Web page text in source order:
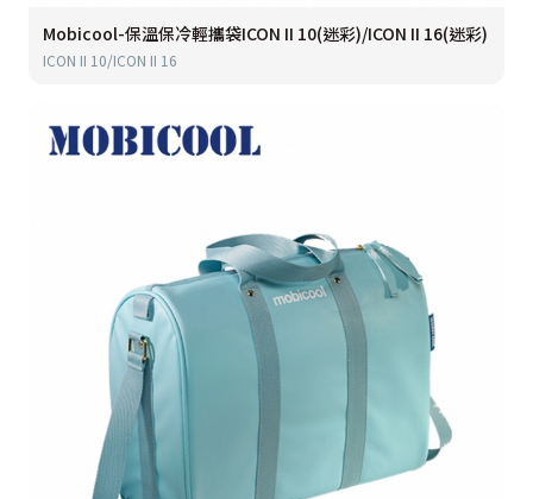
Mobicool-保溫保冷輕攜袋ICON II 10(迷彩)/ICON II 16(迷彩)
ICON II 10/ICON II 16